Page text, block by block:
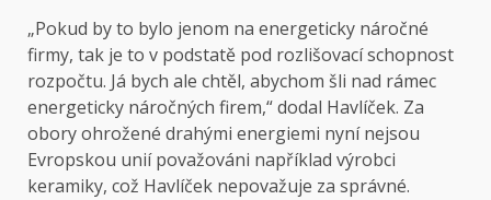
„Pokud by to bylo jenom na energeticky náročné
firmy, tak je to v podstatě pod rozlišovací schopnost
rozpočtu. Já bych ale chtěl, abychom šli nad rámec
energeticky náročných firem,“ dodal Havlíček. Za
obory ohrožené drahými energiemi nyní nejsou
Evropskou unií považováni například výrobci
keramiky, což Havlíček nepovažuje za správné.